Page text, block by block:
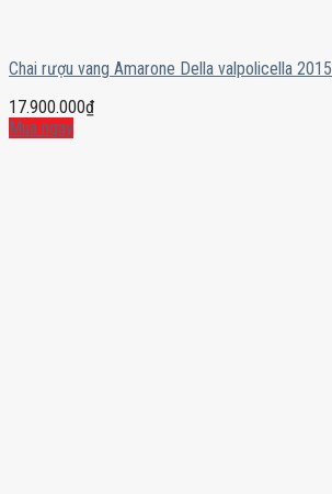
Chai rượu vang Amarone Della valpolicella 2015
17.900.000₫
Mua ngay